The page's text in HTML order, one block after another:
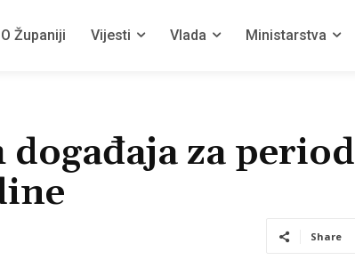
O Županiji Vijesti Vlada Ministarstva
za period
Share